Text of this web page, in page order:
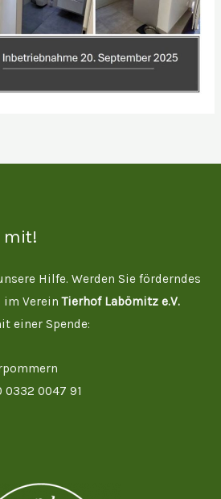
mit!
Hilfe. Werden Sie förderndes
im VereinTierhof Labömitz e.V.
einer Spende:
0332 0047 91